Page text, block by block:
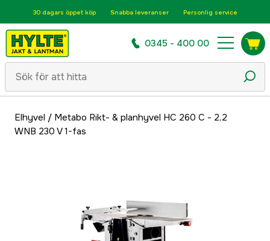
30 dagars öppet köp Snabba leveranser Personlig service
0345 - 400 00
Elhyvel / Metabo Rikt- & planhyvel HC 260 C - 2,2
WNB 230 V 1-fas